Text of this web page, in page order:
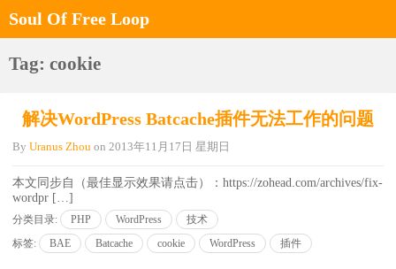
Soul Of Free Loop
Tag: cookie
解决WordPress Batcache插件无法工作的问题
By Uranus Zhou on 2013年11月17日 星期日
本文同步自（最佳显示效果请点击）：https://zohead.com/archives/fix-
wordpr […]
分类目录: PHP WordPress
技术
标签:
BAE Batcache cookie WordPress 插件